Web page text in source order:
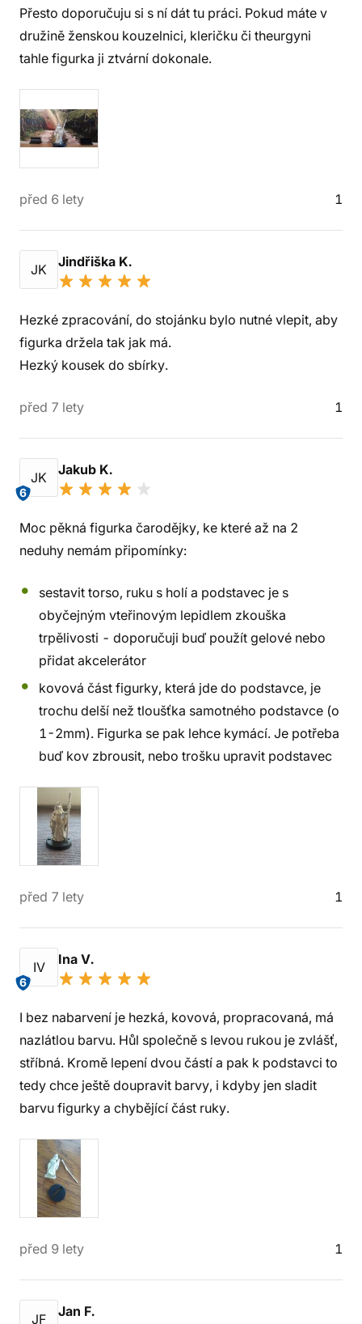
Přesto doporučuju si s ní dát tu práci. Pokud máte v
družině ženskou kouzelnici, kleričku či theurgyni
tahle figurka ji ztvární dokonale.
před 6 lety 1
JK Jindřiška K.
Hezké zpracování, do stojánku bylo nutné vlepit, aby
figurka držela tak jak má.
Hezký kousek do sbírky.
před 7 lety 1
JK
6
Jakub K.
Moc pěkná figurka čarodějky, ke které až na 2
neduhy nemám připomínky:
sestavit torso, ruku s holí a podstavec je s
obyčejným vteřinovým lepidlem zkouška
trpělivosti - doporučuji buď použít gelové nebo
přidat akcelerátor
kovová část figurky, která jde do podstavce, je
trochu delší než tloušťka samotného podstavce (o
1-2mm). Figurka se pak lehce kymácí. Je potřeba
buď kov zbrousit, nebo trošku upravit podstavec
před 7 lety 1
IV
6
Ina V.
I bez nabarvení je hezká, kovová, propracovaná, má
nazlátlou barvu. Hůl společně s levou rukou je zvlášť,
stříbná. Kromě lepení dvou částí a pak k podstavci to
tedy chce ještě doupravit barvy, i kdyby jen sladit
barvu figurky a chybějící část ruky.
před 9 lety 1
JF Jan F.